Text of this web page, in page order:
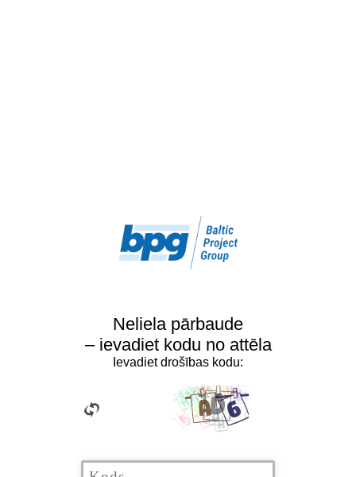
Neliela pārbaude
– ievadiet kodu no attēla
Ievadiet drošības kodu: